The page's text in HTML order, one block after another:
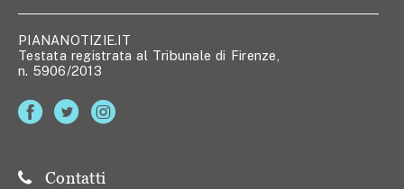
PIANANOTIZIE.IT
Testata registrata al Tribunale di Firenze,
n. 5906/2013
Contatti